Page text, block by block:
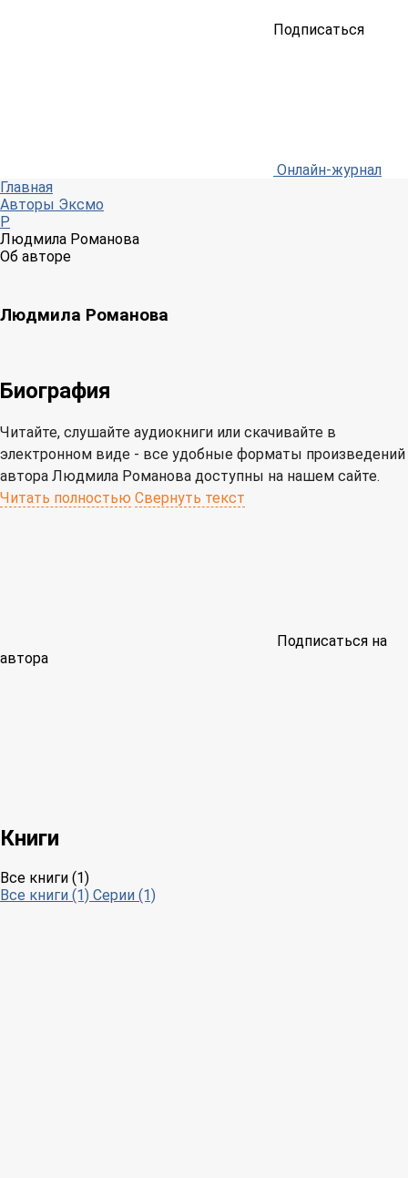
Подписаться
Онлайн-журнал
Главная
Авторы Эксмо
Р
Людмила Романова
Об авторе
Людмила Романова
Биография
Читайте, слушайте аудиокниги или скачивайте в
электронном виде - все удобные форматы произведений
автора Людмила Романова доступны на нашем сайте.
Читать полностью Свернуть текст
Подписаться на
автора
Книги
Все книги (1)
Все книги (1) Серии (1)